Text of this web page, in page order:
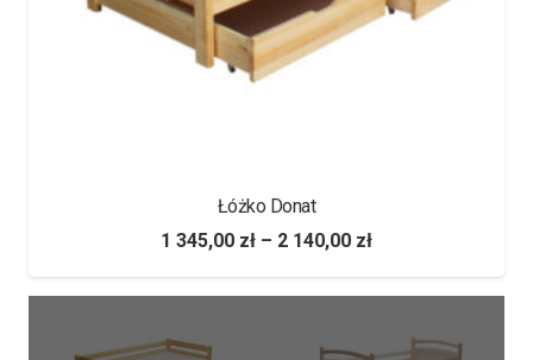
Łóżko Donat
1 345,00 zł – 2 140,00 zł